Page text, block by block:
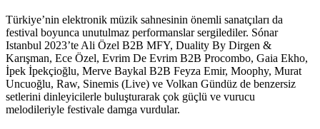
Türkiye’nin elektronik müzik sahnesinin önemli sanatçıları da
festival boyunca unutulmaz performanslar sergilediler. Sónar
Istanbul 2023’te Ali Özel B2B MFY, Duality By Dirgen &
Karışman, Ece Özel, Evrim De Evrim B2B Procombo, Gaia Ekho,
İpek İpekçioğlu, Merve Baykal B2B Feyza Emir, Moophy, Murat
Uncuoğlu, Raw, Sinemis (Live) ve Volkan Gündüz de benzersiz
setlerini dinleyicilerle buluşturarak çok güçlü ve vurucu
melodileriyle festivale damga vurdular.